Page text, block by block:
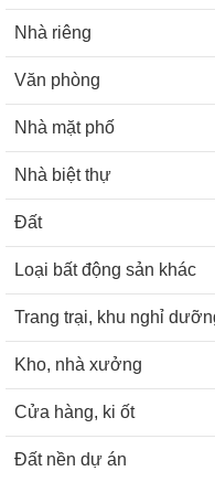
Nhà riêng
Văn phòng
Nhà mặt phố
Nhà biệt thự
Đất
Loại bất động sản khác
Trang trại, khu nghỉ
Kho, nhà xưởng
Cửa hàng, ki ốt
Đất nền dự án